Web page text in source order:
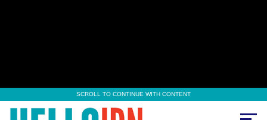
SCROLL TO CONTINUE WITH CONTENT